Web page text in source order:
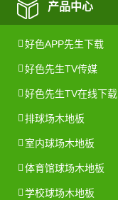
产品中心
好色APP先生下载
好色先生TV传媒
好色先生TV在线下载
排球场木地板
室内球场木地板
体育馆球场木地板
学校球场木地板